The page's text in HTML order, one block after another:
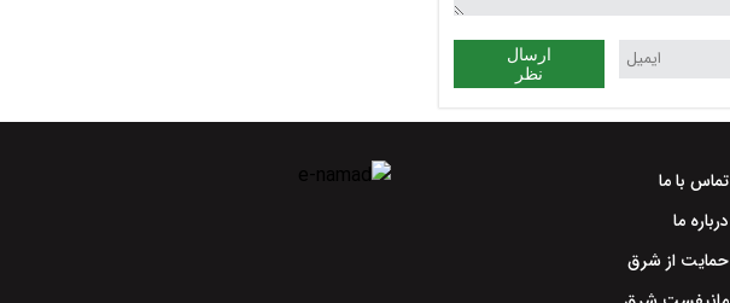
ارسال
نظر
تماس با ما
درباره ما
حمایت از شرق